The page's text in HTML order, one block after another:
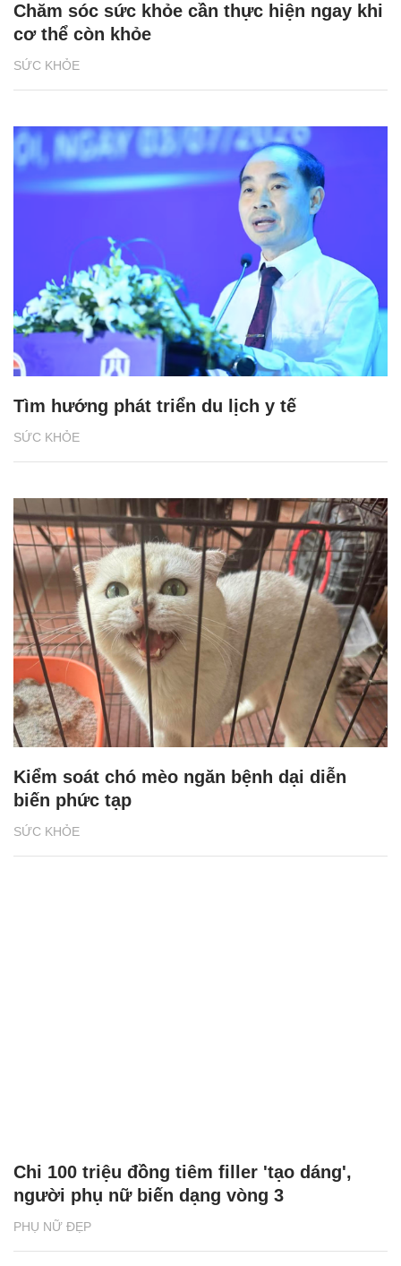
SỨC KHỎE
Chăm sóc sức khỏe cần thực hiện ngay khi
cơ thể còn khỏe
SỨC KHỎE
Tìm hướng phát triển du lịch y tế
SỨC KHỎE
Kiểm soát chó mèo ngăn bệnh dại diễn
biến phức tạp
PHỤ NỮ ĐẸP
Chi 100 triệu đồng tiêm filler 'tạo dáng',
người phụ nữ biến dạng vòng 3